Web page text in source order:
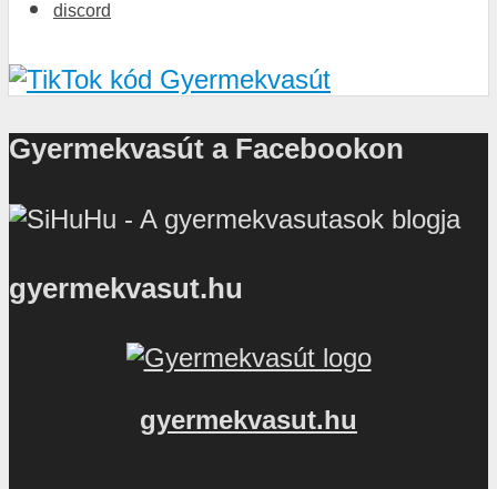
discord
Gyermekvasút a Facebookon
gyermekvasut.hu
gyermekvasut.hu